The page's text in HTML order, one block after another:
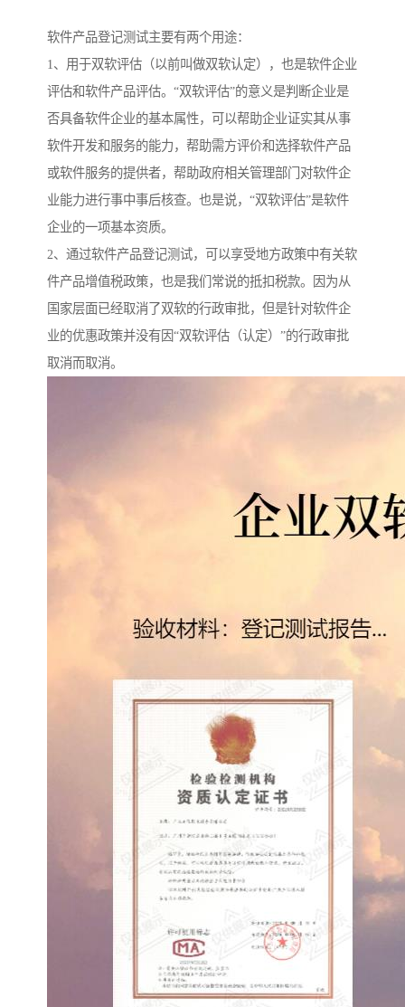
软件产品登记测试主要有两个用途：
1、用于双软评估（以前叫做双软认定），也是软件企业
评估和软件产品评估。“双软评估”的意义是判断企业是
否具备软件企业的基本属性，可以帮助企业证实其从事
软件开发和服务的能力，帮助需方评价和选择软件产品
或软件服务的提供者，帮助政府相关管理部门对软件企
业能力进行事中事后核查。也是说，“双软评估”是软件
企业的一项基本资质。
2、通过软件产品登记测试，可以享受地方政策中有关软
件产品增值税政策，也是我们常说的抵扣税款。因为从
国家层面已经取消了双软的行政审批，但是针对软件企
业的优惠政策并没有因“双软评估（认定）”的行政审批
取消而取消。